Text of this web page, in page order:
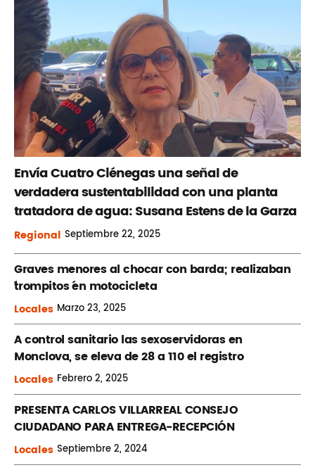
Envía Cuatro Ciénegas una señal de
verdadera sustentabilidad con una planta
tratadora de agua: Susana Estens de la Garza
Regional Septiembre22, 2025
Graves menores al chocar con barda; realizaban
´trompitos ´en motocicleta
Locales Marzo23, 2025
A control sanitario las sexoservidoras en
Monclova, se eleva de 28 a 110 el registro
Locales Febrero2, 2025
PRESENTA CARLOS VILLARREAL CONSEJO
CIUDADANO PARA ENTREGA-RECEPCIÓN
Locales Septiembre2, 2024